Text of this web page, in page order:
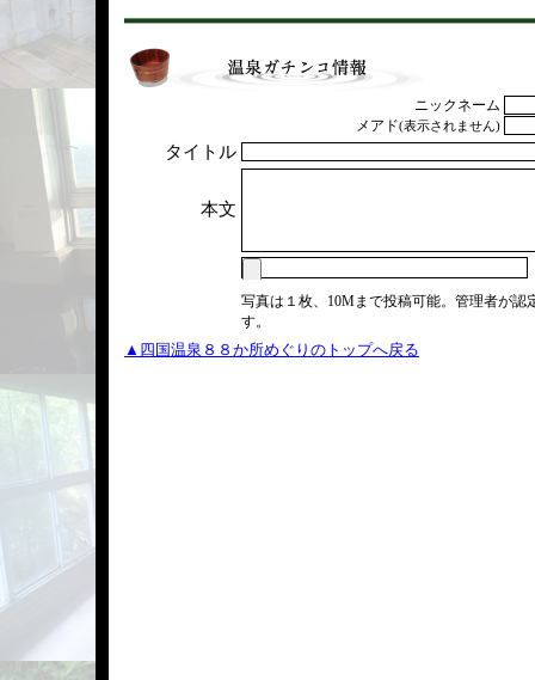
ニックネーム
メアド(表示されません)
タイトル
本文
写真は１枚、10Mまで投稿可能。管理者が認
す。
▲四国温泉８８か所めぐりのトップへ戻る